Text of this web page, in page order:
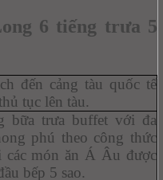
6 tiếng trưa 5
đến cảng tàu quốc tế
tục lên tàu.
bữa trưa buffet với đa
phú theo công thức
các món ăn Á Âu được
bếp 5 sao.